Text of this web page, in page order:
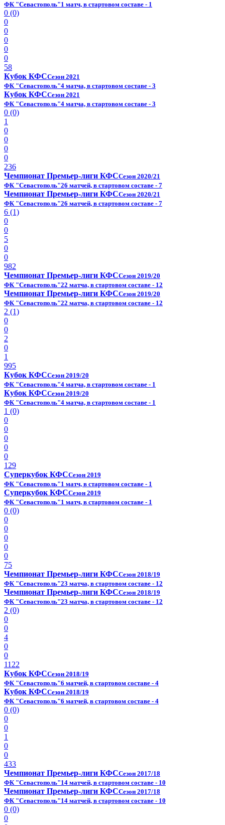
ФК "Севастополь"1 матч, в стартовом составе - 1
0 (0)
0
0
0
0
0
58
Кубок КФССезон 2021
ФК "Севастополь"4 матча, в стартовом составе - 3
Кубок КФССезон 2021
ФК "Севастополь"4 матча, в стартовом составе - 3
0 (0)
1
0
0
0
0
236
Чемпионат Премьер-лиги КФССезон 2020/21
ФК "Севастополь"26 матчей, в стартовом составе - 7
Чемпионат Премьер-лиги КФССезон 2020/21
ФК "Севастополь"26 матчей, в стартовом составе - 7
6 (1)
0
0
5
0
0
982
Чемпионат Премьер-лиги КФССезон 2019/20
ФК "Севастополь"22 матча, в стартовом составе - 12
Чемпионат Премьер-лиги КФССезон 2019/20
ФК "Севастополь"22 матча, в стартовом составе - 12
2 (1)
0
0
2
0
1
995
Кубок КФССезон 2019/20
ФК "Севастополь"4 матча, в стартовом составе - 1
Кубок КФССезон 2019/20
ФК "Севастополь"4 матча, в стартовом составе - 1
1 (0)
0
0
0
0
0
129
Суперкубок КФССезон 2019
ФК "Севастополь"1 матч, в стартовом составе - 1
Суперкубок КФССезон 2019
ФК "Севастополь"1 матч, в стартовом составе - 1
0 (0)
0
0
0
0
0
75
Чемпионат Премьер-лиги КФССезон 2018/19
ФК "Севастополь"23 матча, в стартовом составе - 12
Чемпионат Премьер-лиги КФССезон 2018/19
ФК "Севастополь"23 матча, в стартовом составе - 12
2 (0)
0
0
4
0
0
1122
Кубок КФССезон 2018/19
ФК "Севастополь"6 матчей, в стартовом составе - 4
Кубок КФССезон 2018/19
ФК "Севастополь"6 матчей, в стартовом составе - 4
0 (0)
0
0
1
0
0
433
Чемпионат Премьер-лиги КФССезон 2017/18
ФК "Севастополь"14 матчей, в стартовом составе - 10
Чемпионат Премьер-лиги КФССезон 2017/18
ФК "Севастополь"14 матчей, в стартовом составе - 10
0 (0)
0